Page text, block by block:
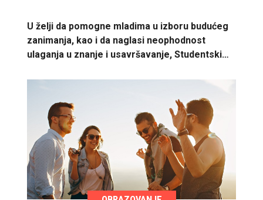
U želji da pomogne mladima u izboru budućeg
zanimanja, kao i da naglasi neophodnost
ulaganja u znanje i usavršavanje, Studentski…